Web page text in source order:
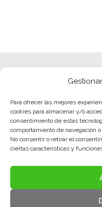
Para ofrecer las mejores
cookies para almacenar y/o
consentimiento de estas
comportamiento de navegación
No consentir o retirar el
ciertas características y